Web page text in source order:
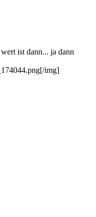
ist dann... ja dann
img]